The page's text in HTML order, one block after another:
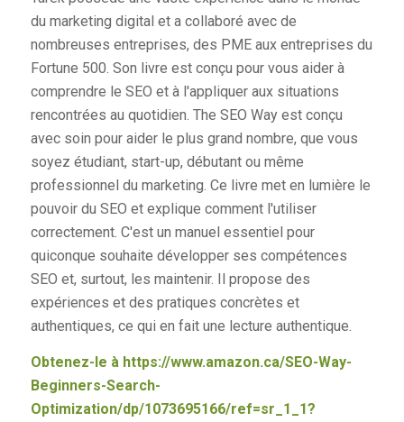
du marketing digital et a collaboré avec de
nombreuses entreprises, des PME aux entreprises du
Fortune 500. Son livre est conçu pour vous aider à
comprendre le SEO et à l'appliquer aux situations
rencontrées au quotidien. The SEO Way est conçu
avec soin pour aider le plus grand nombre, que vous
soyez étudiant, start-up, débutant ou même
professionnel du marketing. Ce livre met en lumière le
pouvoir du SEO et explique comment l'utiliser
correctement. C'est un manuel essentiel pour
quiconque souhaite développer ses compétences
SEO et, surtout, les maintenir. Il propose des
expériences et des pratiques concrètes et
authentiques, ce qui en fait une lecture authentique.
Obtenez-le à https://www.amazon.ca/SEO-Way-
Beginners-Search-
Optimization/dp/1073695166/ref=sr_1_1?